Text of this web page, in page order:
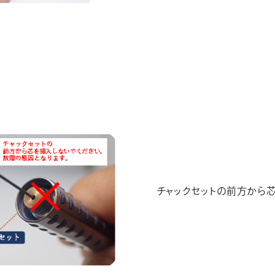
チャックセットの前方から